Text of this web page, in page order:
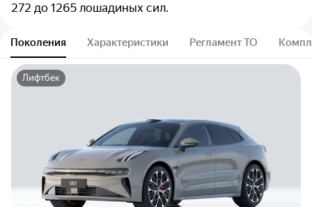
272 до 1265 лошадиных сил.
Поколения Характеристики Регламент ТО
Лифтбек